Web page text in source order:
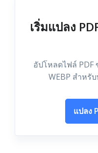
เริ่มแปลง
อัปโหลดไฟล์
WEBP สำหรั
แปลง